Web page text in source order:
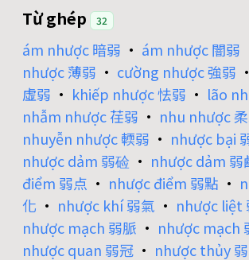
Từ ghép 32
ám nhược 暗弱 • ám nhược 闇弱
nhược 薄弱 • cường nhược 強弱 •
虛弱 • khiếp nhược 怯弱 • lão
nhẫm nhược 荏弱 • nhu nhược
nhuyễn nhược 輭弱 • nhược bại
nhược dảm 弱硷 • nhược dảm 弱
điểm 弱点 • nhược điểm 弱點 •
化 • nhược khí 弱氣 • nhược liệt
nhược mạch 弱脈 • nhược mạch
nhược quan 弱冠 • nhược thủy